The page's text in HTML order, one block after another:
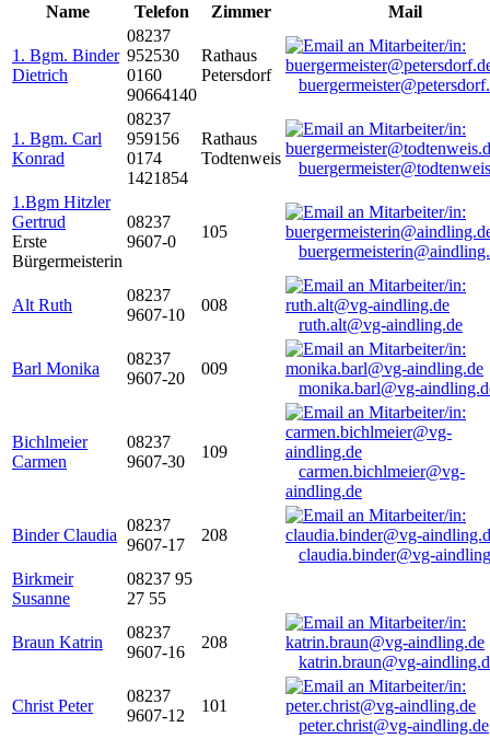
Name
Telefon Zimmer Mail
1. Bgm. Binder
Dietrich
08237
952530
0160
90664140
Rathaus
Petersdorf
1. Bgm. Carl
Konrad
08237
959156
0174
1421854
Rathaus
Todtenweis
1.Bgm Hitzler
Gertrud
Erste
Bürgermeisterin
08237
9607-0
105
Alt Ruth
08237
9607-10
008
ruth.alt@vg-aindling.de
Barl Monika
08237
9607-20
009
monika.barl@vg-
Bichlmeier
Carmen
08237
9607-30
109
carmen.bichlmeier@vg-
aindling.de
Binder Claudia
08237
9607-17
208
claudia.binder@vg-
Birkmeir
Susanne
08237 95
27 55
Braun Katrin
08237
9607-16
208
katrin.braun@vg-
Christ Peter
08237
9607-12
101
peter.christ@vg-aindling.de